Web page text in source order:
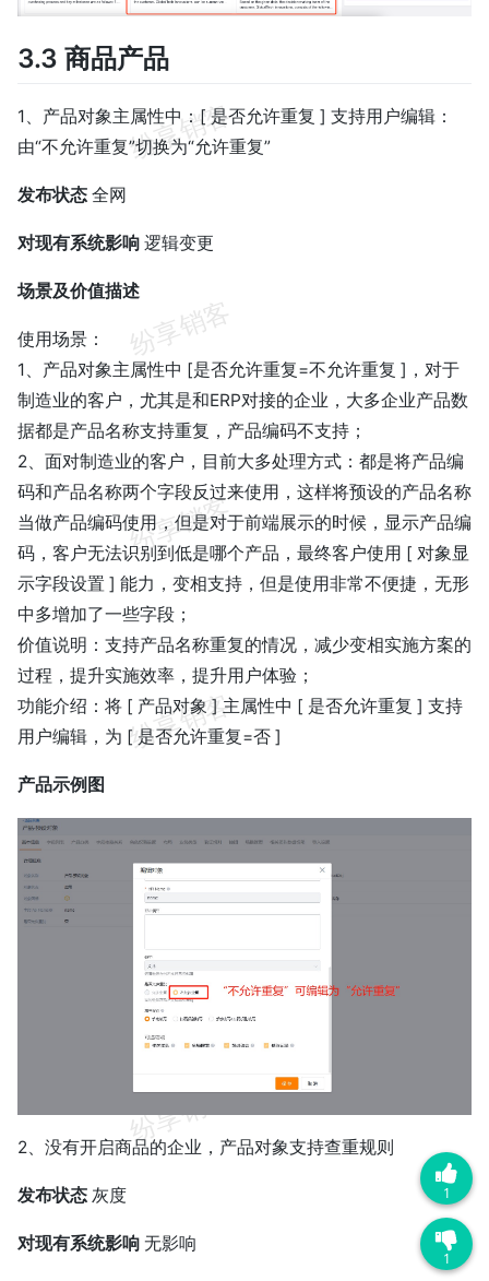
3.3 商品产品
1、产品对象主属性中：[ 是否允许重复 ] 支持用户编辑：
由“不允许重复”切换为“允许重复”
发布状态 全网
对现有系统影响 逻辑变更
场景及价值描述
使用场景：
1、产品对象主属性中 [是否允许重复=不允许重复 ]，对于
制造业的客户，尤其是和ERP对接的企业，大多企业产品数
据都是产品名称支持重复，产品编码不支持；
2、面对制造业的客户，目前大多处理方式：都是将产品编
码和产品名称两个字段反过来使用，这样将预设的产品名称
当做产品编码使用，但是对于前端展示的时候，显示产品编
码，客户无法识别到低是哪个产品，最终客户使用 [ 对象显
示字段设置 ] 能力，变相支持，但是使用非常不便捷，无形
中多增加了一些字段；
价值说明：支持产品名称重复的情况，减少变相实施方案的
过程，提升实施效率，提升用户体验；
功能介绍：将 [ 产品对象 ] 主属性中 [ 是否允许重复 ] 支持
用户编辑，为 [ 是否允许重复=否 ]
产品示例图
2、没有开启商品的企业，产品对象支持查重规则
发布状态 灰度
对现有系统影响 无影响
1
1